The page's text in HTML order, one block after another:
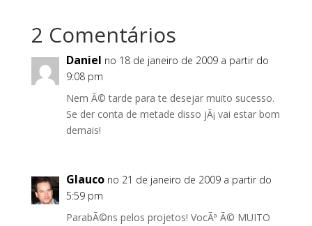
2 Comentários
Daniel no 18 de janeiro de 2009 a partir do
9:08 pm
Nem Ã© tarde para te desejar muito sucesso.
Se der conta de metade disso jÃ¡ vai estar bom
demais!
Glauco no 21 de janeiro de 2009 a partir do
5:59 pm
ParabÃ©ns pelos projetos! VocÃª Ã© MUITO